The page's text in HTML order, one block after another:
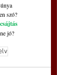
szó?
jó?